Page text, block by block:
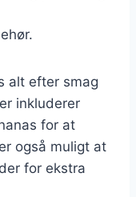
alt efter smag
inkluderer
for at
også muligt at
for ekstra